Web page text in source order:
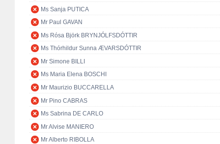
Ms Sanja PUTICA
Mr Paul GAVAN
Ms Rósa Björk BRYNJÓLFSDÓTTIR
Ms Thórhildur Sunna ÆVARSDÓTTIR
Mr Simone BILLI
Ms Maria Elena BOSCHI
Mr Maurizio BUCCARELLA
Mr Pino CABRAS
Ms Sabrina DE CARLO
Mr Alvise MANIERO
Mr Alberto RIBOLLA